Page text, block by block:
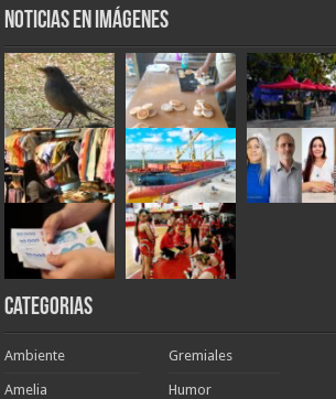
Noticias en Imágenes
Categorias
Ambiente
Amelia
Gremiales
Humor